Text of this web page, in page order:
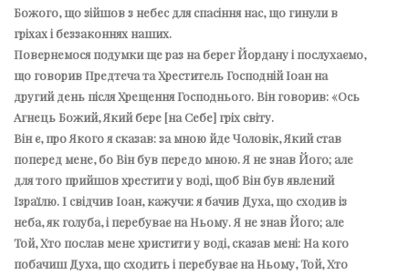
Божого, що зійшов з небес для спасіння нас, що гинули в
гріхах і беззаконнях наших.
Повернемося подумки ще раз на берег Йордану і послухаємо,
що говорив Предтеча та Хреститель Господній Іоан на
другий день після Хрещення Господнього. Він говорив: «Ось
Агнець Божий, Який бере [на Себе] гріх світу.
Він є, про Якого я сказав: за мною йде Чоловік, Який став
поперед мене, бо Він був передо мною. Я не знав Його; але
для того прийшов хрестити у воді, щоб Він був явлений
Ізраїлю. І свідчив Іоан, кажучи: я бачив Духа, що сходив із
неба, як голуба, і перебуває на Ньому. Я не знав Його; але
Той, Хто послав мене христити у воді, сказав мені: На кого
побачиш Духа, що сходить і перебуває на Ньому, Той, Хто